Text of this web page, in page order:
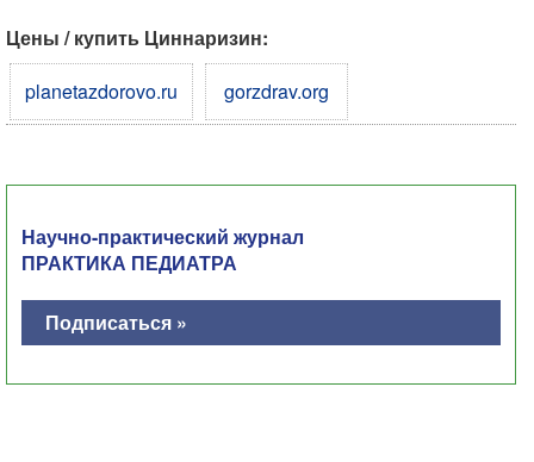
Цены / купить Циннаризин:
planetazdorovo.ru
gorzdrav.org
Научно-практический журнал
ПРАКТИКА ПЕДИАТРА
Подписаться »